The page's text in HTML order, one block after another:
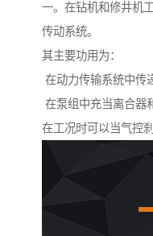
一。在钻机和修井机
传动系统。
其主要功用为：
在动力传输系统中传
在泵组中充当离合器
在工况时可以当气控刹